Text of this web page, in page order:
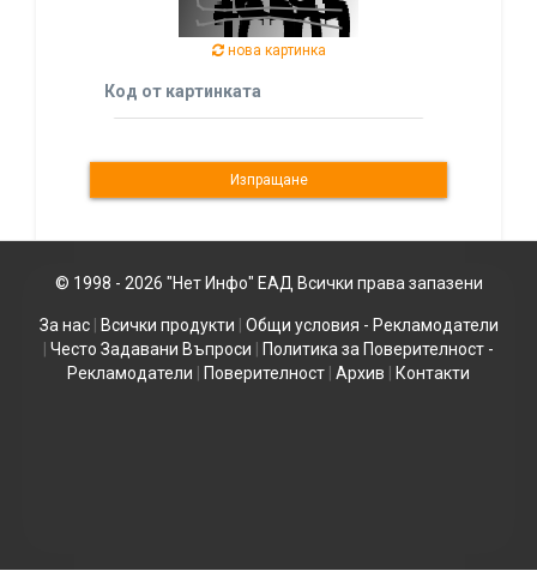
нова картинка
Код от картинката
© 1998 - 2026 "Нет Инфо" ЕАД Всички права запазени
За нас| Всички продукти
Общи условия - Рекламодатели
Често Задавани Въпроси
Политика за Поверителност -
Рекламодатели
Поверителност Архив Контакти